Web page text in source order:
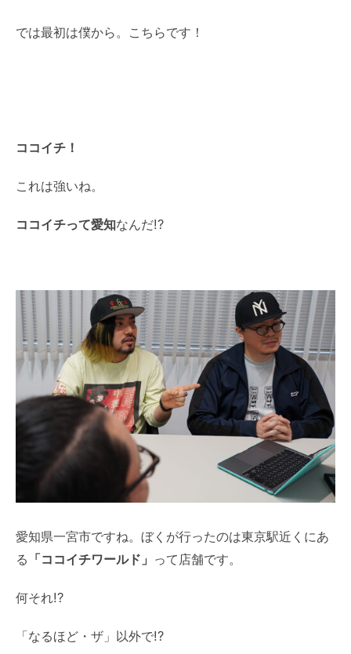
では最初は僕から。こちらです！
ココイチ！
これは強いね。
ココイチって愛知なんだ!?
愛知県一宮市ですね。ぼくが行ったのは東京駅近くにあ
る 「ココイチワールド」 って店舗です。
何それ!?
「なるほど・ザ」以外で!?